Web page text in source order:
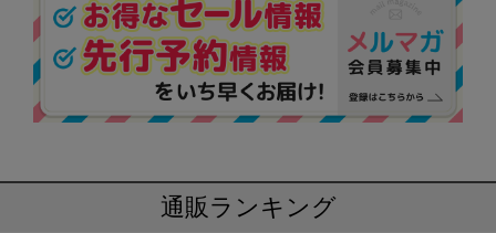
通販ランキング